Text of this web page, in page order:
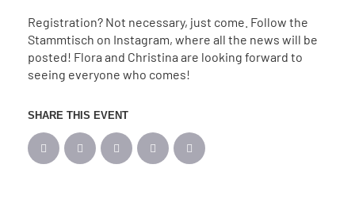
Registration? Not necessary, just come. Follow the
Stammtisch on Instagram, where all the news will be
posted! Flora and Christina are looking forward to
seeing everyone who comes!
SHARE THIS EVENT